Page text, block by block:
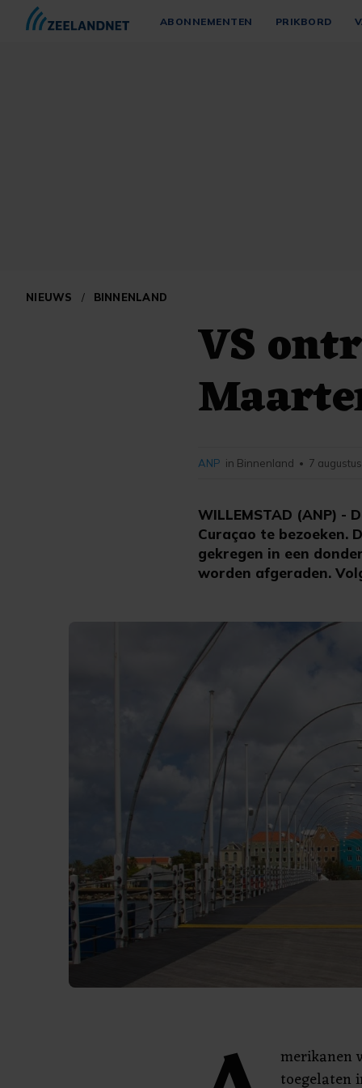
ABONNEMENTEN PRIKBORD
NIEUWS / BINNENLAND
VS
WILLEMSTAD (ANP) -
Curaçao te bezoeken.
gekregen in een
worden afgeraden.
ANP in Binnenland • 7
merikanen
toegelaten